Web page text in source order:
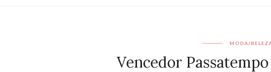
MODA/
Vencedor